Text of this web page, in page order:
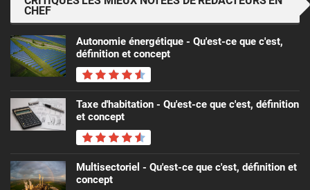
CHEF
Autonomie énergétique - Qu'est-ce que c'est,
définition et concept
Taxe d'habitation - Qu'est-ce que c'est, définition
et concept
Multisectoriel - Qu'est-ce que c'est, définition et
concept